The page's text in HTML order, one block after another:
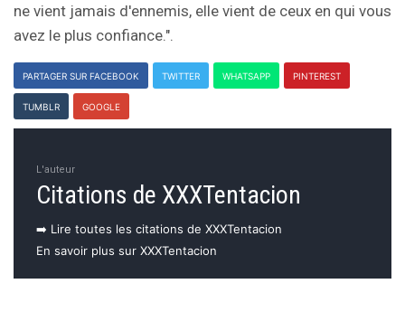
ne vient jamais d'ennemis, elle vient de ceux en qui vous
avez le plus confiance.".
PARTAGER SUR FACEBOOK TWITTER WHATSAPP PINTEREST
TUMBLR GOOGLE
L'auteur
Citations de XXXTentacion
➡️ Lire toutes les citations de XXXTentacion
En savoir plus sur XXXTentacion